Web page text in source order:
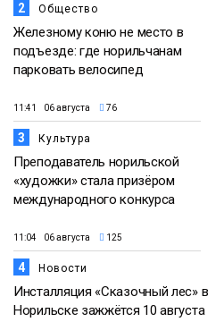
2 Общество
Железному коню не место в
подъезде: где норильчанам
парковать велосипед
11:41 06 августа 76
3 Культура
Преподаватель норильской
«художки» стала призёром
международного конкурса
11:04 06 августа 125
4 Новости
Инсталляция «Сказочный лес» в
Норильске зажжётся 10 августа